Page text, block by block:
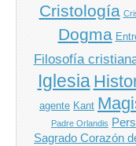
Cristología
Dogma
Filosofía
Iglesia
agente Kant
Padre Orlandis
Sagrado Corazón